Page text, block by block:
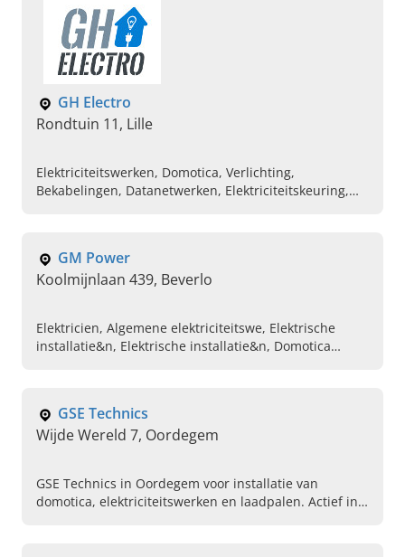
GH Electro
Rondtuin 11, Lille
Elektriciteitswerken, Domotica, Verlichting,
Bekabelingen, Datanetwerken, Elektriciteitskeuring,
GM Power
Koolmijnlaan 439, Beverlo
Elektricien, Algemene elektriciteitswe, Elektrische
installatie&n, Elektrische installatie&n, Domotica
GSE Technics
Wijde Wereld 7, Oordegem
GSE Technics in Oordegem voor installatie van
domotica, elektriciteitswerken en laadpalen. Actief in